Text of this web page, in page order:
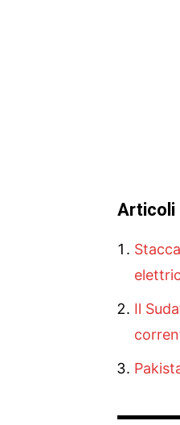
Articoli
Il